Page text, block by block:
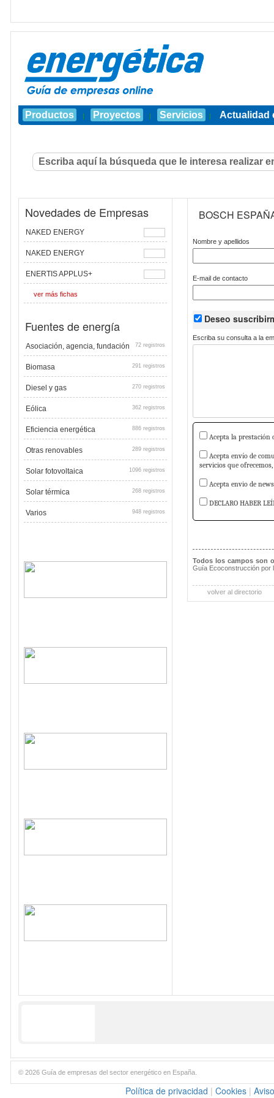
Productos | Proyectos | Servicios | Actualidad
Novedades de Empresas
NAKED ENERGY
NAKED ENERGY
ENERTIS APPLUS+
ver más fichas
Fuentes de energía
Asociación, agencia, fundación 72 registros
Biomasa 291 registros
Diesel y gas 270 registros
Eólica 362 registros
Eficiencia energética 886 registros
Otras renovables 289 registros
Solar fotovoltaica 1096 registros
Solar térmica 268 registros
Varios 948 registros
BOSCH
Nombre y apellidos
E-mail de contacto
Deseo
Escriba su consulta a la
Acepta la prestación
Acepta envío de
servicios que
Acepta envio de
DECLARO HABER
Todos los campos son
Guía Ecoconstrucción por
volver al directorio
© 2026 Guía de empresas del sector energético en España.
Política de privacidad | Cookies |